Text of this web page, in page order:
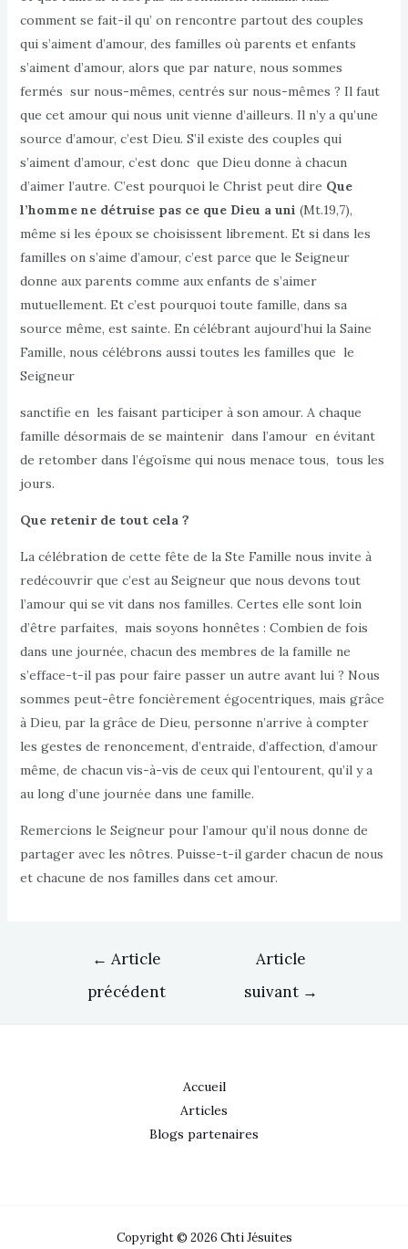
comment se fait-il qu’ on rencontre partout des couples
qui s’aiment d’amour, des familles où parents et enfants
s’aiment d’amour, alors que par nature, nous sommes
fermés sur nous-mêmes, centrés sur nous-mêmes ? Il faut
que cet amour qui nous unit vienne d’ailleurs. Il n’y a qu’une
source d’amour, c’est Dieu. S’il existe des couples qui
s’aiment d’amour, c’est donc que Dieu donne à chacun
d’aimer l’autre. C’est pourquoi le Christ peut dire Que
l’homme ne détruise pas ce que Dieu a uni (Mt.19,7),
même si les époux se choisissent librement. Et si dans les
familles on s’aime d’amour, c’est parce que le Seigneur
donne aux parents comme aux enfants de s’aimer
mutuellement. Et c’est pourquoi toute famille, dans sa
source même, est sainte. En célébrant aujourd’hui la Saine
Famille, nous célébrons aussi toutes les familles que le
Seigneur
sanctifie en les faisant participer à son amour. A chaque
famille désormais de se maintenir dans l’amour en évitant
de retomber dans l’égoïsme qui nous menace tous, tous les
jours.
Que retenir de tout cela ?
La célébration de cette fête de la Ste Famille nous invite à
redécouvrir que c’est au Seigneur que nous devons tout
l’amour qui se vit dans nos familles. Certes elle sont loin
d’être parfaites, mais soyons honnêtes : Combien de fois
dans une journée, chacun des membres de la famille ne
s’efface-t-il pas pour faire passer un autre avant lui ? Nous
sommes peut-être foncièrement égocentriques, mais grâce
à Dieu, par la grâce de Dieu, personne n’arrive à compter
les gestes de renoncement, d’entraide, d’affection, d’amour
même, de chacun vis-à-vis de ceux qui l’entourent, qu’il y a
au long d’une journée dans une famille.
Remercions le Seigneur pour l’amour qu’il nous donne de
partager avec les nôtres. Puisse-t-il garder chacun de nous
et chacune de nos familles dans cet amour.
l’article
← Article
précédent
Article
suivant →
Accueil
Articles
Blogs partenaires
Copyright © 2026 Chti Jésuites